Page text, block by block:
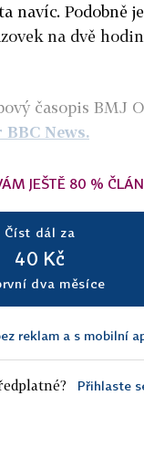
navíc. Podobně
na dvě
časopis BMJ
News.
JEŠTĚ 80 %
Číst dál za
40 Kč
dva měsíce
reklam a s mobilní
Přihlaste